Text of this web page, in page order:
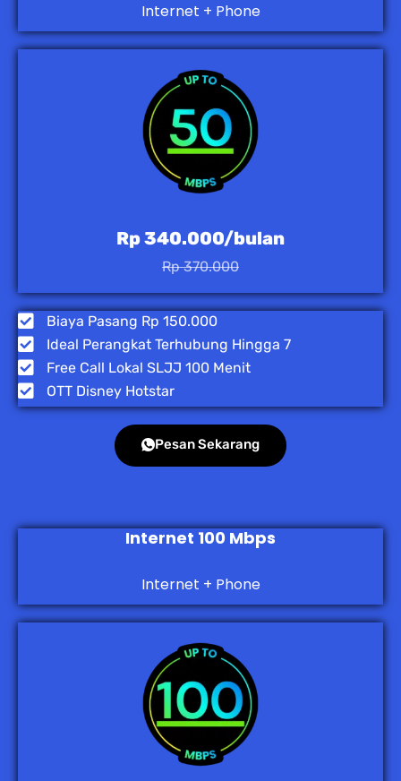
Internet + Phone
Rp 340.000/bulan
Rp 370.000
Biaya Pasang Rp 150.000
Ideal Perangkat Terhubung Hingga 7
Free Call Lokal SLJJ 100 Menit
OTT Disney Hotstar
Pesan Sekarang
Internet 100 Mbps
Internet + Phone